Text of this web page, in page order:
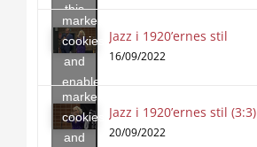
this
content
marketing
cookies
and
enable
this
content
Jazz i 1920’ernes stil
16/09/2022
Click
to
accept
marketing
cookies
and
Jazz i 1920’ernes stil (3:3)
20/09/2022